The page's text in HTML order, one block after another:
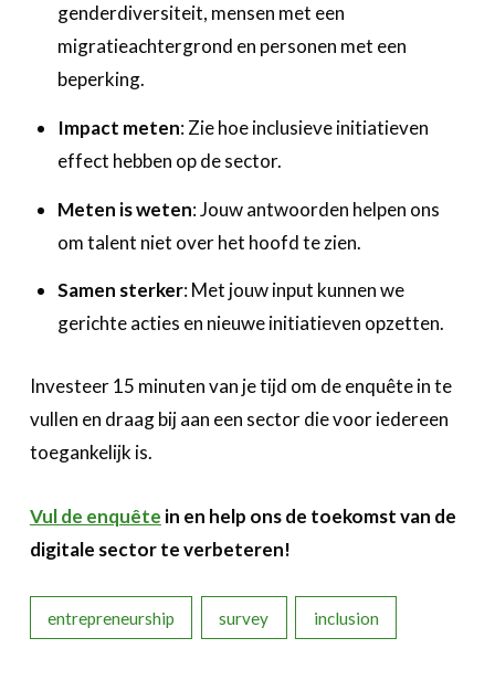
genderdiversiteit, mensen met een
migratieachtergrond en personen met een
beperking.
Impact meten: Zie hoe inclusieve initiatieven
effect hebben op de sector.
Meten is weten: Jouw antwoorden helpen ons
om talent niet over het hoofd te zien.
Samen sterker: Met jouw input kunnen we
gerichte acties en nieuwe initiatieven opzetten.
Investeer 15 minuten van je tijd om de enquête in te
vullen en draag bij aan een sector die voor iedereen
toegankelijk is.
Vul de enquête in en help ons de toekomst van de
digitale sector te verbeteren!
entrepreneurship survey inclusion